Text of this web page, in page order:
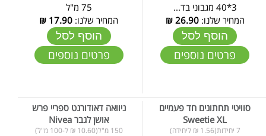
3*40 מגבוני בד...
המחיר שלנו:26.90
₪
הוסף לסל
פרטים נוספים
75 מ"ל
המחיר שלנו: 17.90
₪
הוסף לסל
פרטים נוספים
סוויטי תחתונים חד פעמיים
Sweetie XL
7 יחידות(1.56 ₪ ליחידה)
ניוואה דאודורנט ספריי פרש
אושן לגבר Nivea
150 מ"ל(10.60 ₪ ל-100 מ"ל)